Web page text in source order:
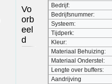
Bedrijf:
Bedrijfsnummer:
Systeem:
Tijdperk:
Kleur:
Materiaal Behuizing:
Materiaal Onderstel:
Lengte over buffers:
Aandrijving
Vo
orb
eel
d